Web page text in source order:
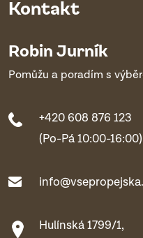
Kontakt
Robin Jurník
Pomůžu a poradím s
+420 608 876 123
(Po-Pá 10:00-16:00)
Hulínská 1799/1,